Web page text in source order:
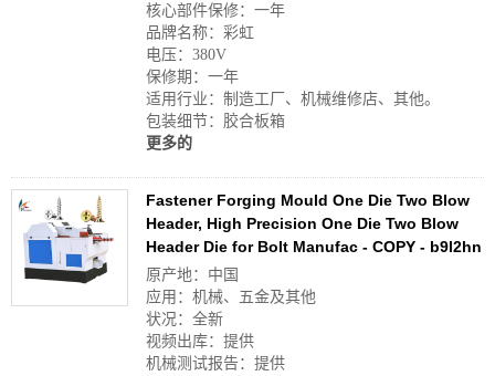
核心部件保修：一年
品牌名称：彩虹
电压：380V
保修期：一年
适用行业：制造工厂、机械维修店、其他。
包装细节：胶合板箱
更多的
Fastener Forging Mould One Die Two Blow
Header, High Precision One Die Two Blow
Header Die for Bolt Manufac - COPY - b9l2hn
原产地：中国
应用：机械、五金及其他
状况：全新
视频出库：提供
机械测试报告：提供